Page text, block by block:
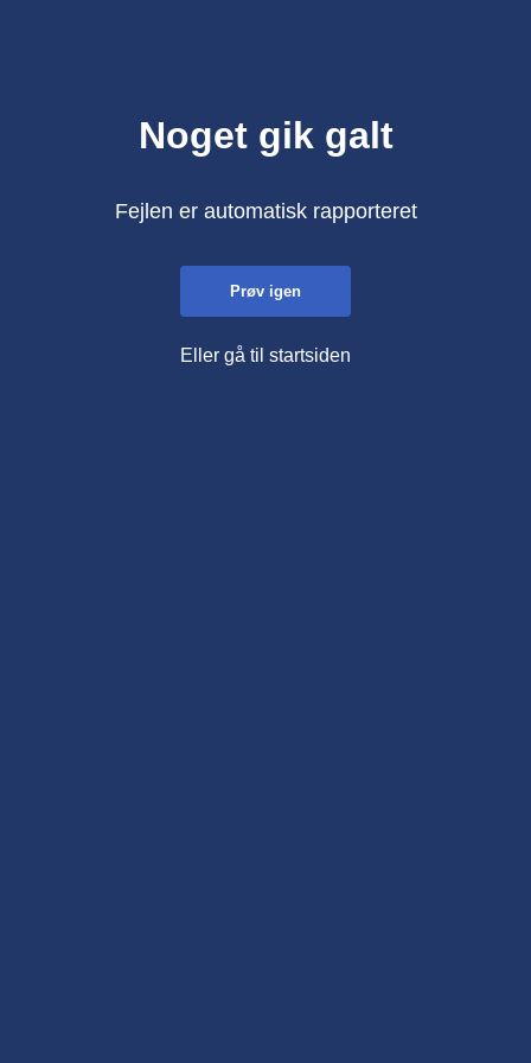
Noget gik galt
Fejlen er automatisk rapporteret
Prøv igen
Eller gå til startsiden